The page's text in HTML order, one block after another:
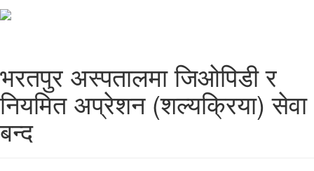
भरतपुर अस्पतालमा जिओपिडी र
नियमित अप्रेशन (शल्यक्रिया) सेवा
बन्द